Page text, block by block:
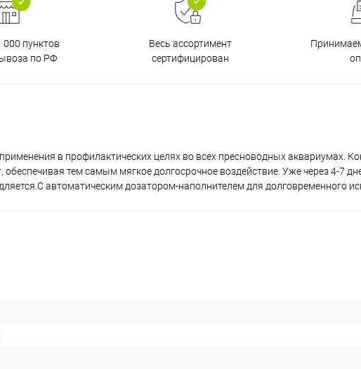
000 пунктов
по РФ
Весь ассортимент
сертифицирован
в профилактических целях во всех пресноводных аквариумах.
тем самым мягкое долгосрочное воздействие. Уже через 4-7
автоматическим дозатором-наполнителем для долговременного